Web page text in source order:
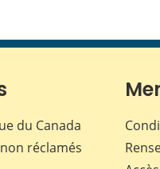
du Canada
réclamés